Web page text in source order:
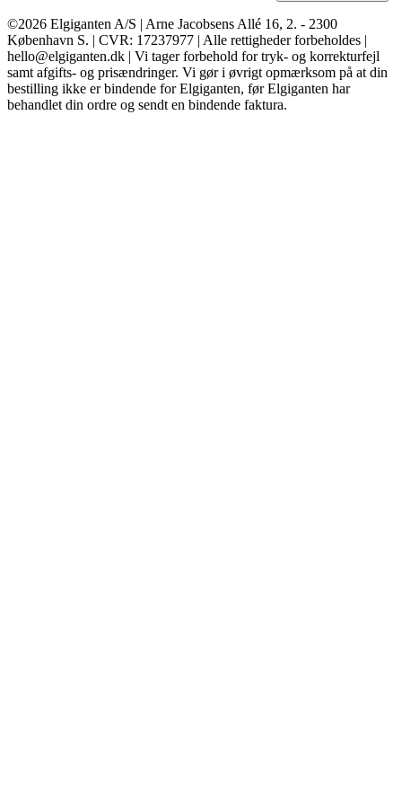
©2026 Elgiganten A/S | Arne Jacobsens Allé 16, 2. - 2300
København S. | CVR: 17237977 | Alle rettigheder forbeholdes |
hello@elgiganten.dk | Vi tager forbehold for tryk- og korrekturfejl
samt afgifts- og prisændringer. Vi gør i øvrigt opmærksom på at din
bestilling ikke er bindende for Elgiganten, før Elgiganten har
behandlet din ordre og sendt en bindende faktura.